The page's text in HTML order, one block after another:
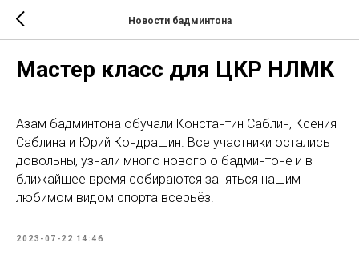
Новости бадминтона
Мастер класс для ЦКР НЛМК
Азам бадминтона обучали Константин Саблин, Ксения
Саблина и Юрий Кондрашин. Все участники остались
довольны, узнали много нового о бадминтоне и в
ближайшее время собираются заняться нашим
любимом видом спорта всерьёз.
2023-07-22 14:46